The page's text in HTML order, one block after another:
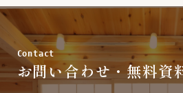
Contact
お問い合わせ・無料資